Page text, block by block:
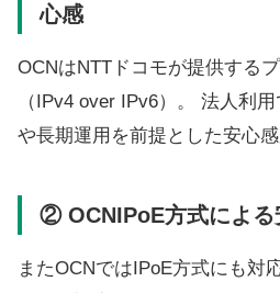
心感
OCNはNTTドコモが提供する
（IPv4 over IPv6）。 法人利
や長期運用を前提とした安心感
② OCNIPoE方式による
またOCNではIPoE方式にも対